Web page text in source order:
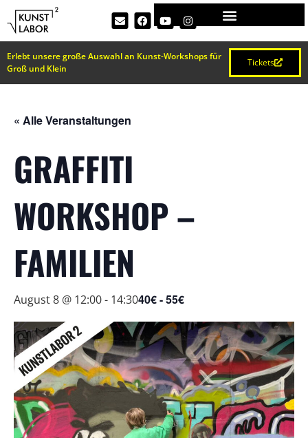
Erlebt unsere große Auswahl an Kunst-Workshops für
Groß und Klein
Tickets
« Alle Veranstaltungen
GRAFFITI
WORKSHOP –
FAMILIEN
August 8 @ 12:00- 14:3040€ - 55€